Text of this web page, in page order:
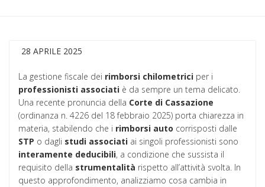
28 APRILE 2025
La gestione fiscale dei rimborsi chilometrici per i
professionisti associati è da sempre un tema delicato.
Una recente pronuncia della Corte di Cassazione
(ordinanza n. 4226 del 18 febbraio 2025) porta chiarezza in
materia, stabilendo che i rimborsi auto corrisposti dalle
STP o dagli studi associati ai singoli professionisti sono
interamente deducibili, a condizione che sussista il
requisito della strumentalità rispetto all’attività svolta. In
questo approfondimento, analizziamo cosa cambia in